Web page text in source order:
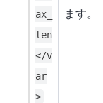
ax_
len
</v
ar
>
ます。